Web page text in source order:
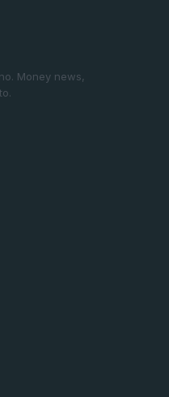
Money news,